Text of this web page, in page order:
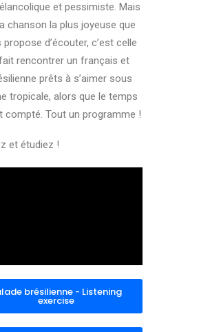
et pessimiste. Mais
chanson la plus joyeuse que
propose d’écouter, c’est celle
rencontrer un français et
prêts à s’aimer sous
tropicale, alors que le temps
compté. Tout un programme !
et étudiez !
brésilienne - Listening
exercise